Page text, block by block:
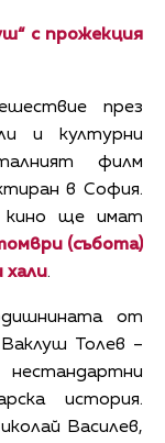
с прожекция
през
и културни
филм
в София.
кино ще имат
(събота)
хали.
от
Толев –
история.
Василев,